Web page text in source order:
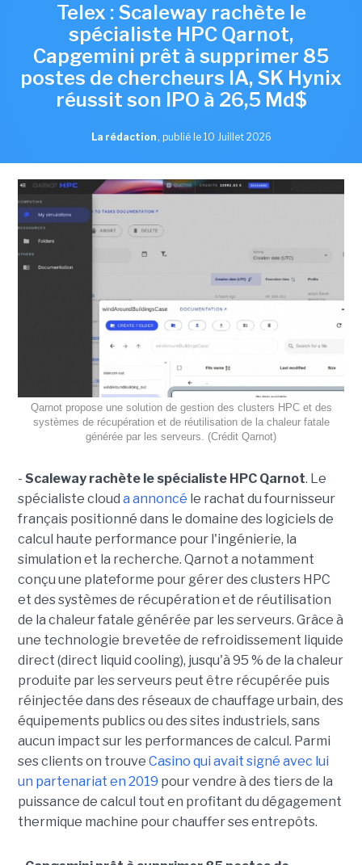
Telex : Scaleway rachète le
spécialiste HPC Qarnot,
Capgemini prêt à supprimer 85
postes de chercheurs IA, SK Hynix
réussit son IPO à 26,5 Md$
La rédaction , publié le 10 Juillet 2026
Qarnot propose une solution de gestion des clusters HPC et des
systèmes de récupération et de réutilisation de la chaleur fatale
générée par les serveurs. (Crédit Qarnot)
- Scaleway rachète le spécialiste HPC Qarnot. Le
spécialiste cloud a annoncé le rachat du fournisseur
français positionné dans le domaine des logiciels de
calcul haute performance pour l'ingénierie, la
simulation et la recherche. Qarnot a notamment
conçu une plateforme pour gérer des clusters HPC
et des systèmes de récupération et de réutilisation
de la chaleur fatale générée par les serveurs. Grâce à
une technologie brevetée de refroidissement liquide
direct (direct liquid cooling), jusqu'à 95 % de la chaleur
produite par les serveurs peut être récupérée puis
réinjectée dans des réseaux de chauffage urbain, des
équipements publics ou des sites industriels, sans
aucun impact sur les performances de calcul. Parmi
ses clients on trouve Casino qui avait signé avec lui
un partenariat en 2019 pour vendre à des tiers de la
puissance de calcul tout en profitant du dégagement
thermique machine pour chauffer ses entrepôts.